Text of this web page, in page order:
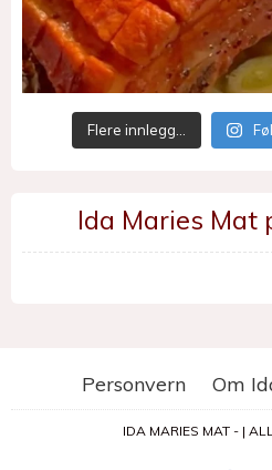
Flere innlegg…
Ida Maries Mat
Personvern Om
IDA MARIES MAT - |